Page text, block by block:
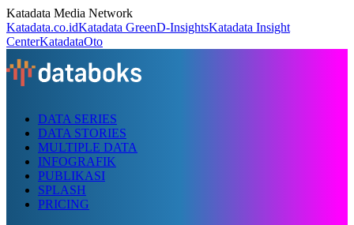
Katadata Media Network
Katadata.co.idKatadata GreenD-InsightsKatadata Insight
CenterKatadataOto
DATA SERIES
DATA STORIES
MULTIPLE DATA
INFOGRAFIK
PUBLIKASI
SPLASH
PRICING